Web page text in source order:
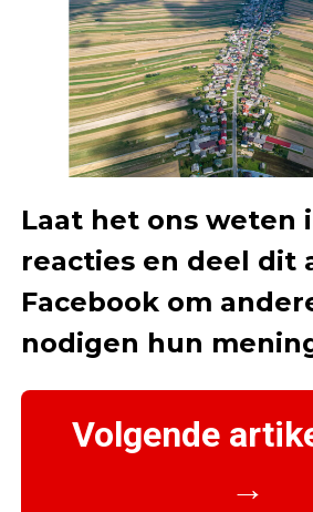
Laat het ons weten
reacties en deel dit
Facebook om
nodigen hun
Volgende
→